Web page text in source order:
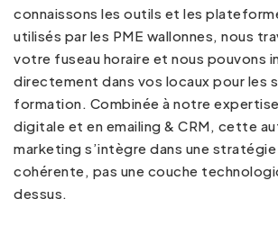
connaissons les outils et les
utilisés par les PME wallonnes, nous
votre fuseau horaire et nous pouvons
directement dans vos locaux pour les
formation. Combinée à notre
digitale et en emailing & CRM , cette
marketing s’intègre dans une
cohérente, pas une couche
dessus.